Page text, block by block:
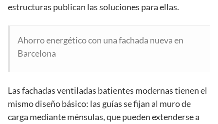
estructuras publican las soluciones para ellas.
Ahorro energético con una fachada nueva en
Barcelona
Las fachadas ventiladas batientes modernas tienen el
mismo diseño básico: las guías se fijan al muro de
carga mediante ménsulas, que pueden extenderse a